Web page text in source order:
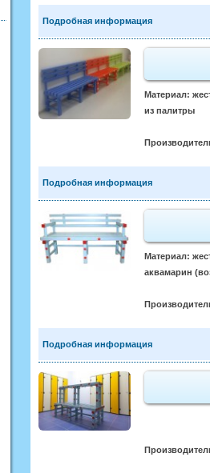
Подробная информация
Материал:
из палитры
Подробная информация
Материал:
аквамарин
Подробная информация